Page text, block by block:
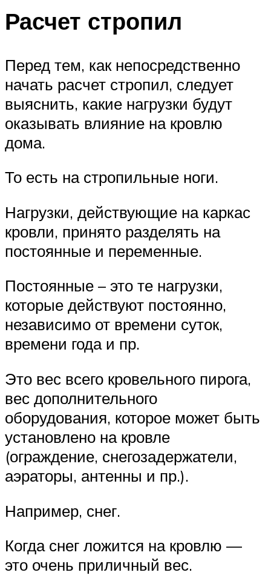
Расчет стропил
Перед тем, как непосредственно
начать расчет стропил, следует
выяснить, какие нагрузки будут
оказывать влияние на кровлю
дома.
То есть на стропильные ноги.
Нагрузки, действующие на каркас
кровли, принято разделять на
постоянные и переменные.
Постоянные – это те нагрузки,
которые действуют постоянно,
независимо от времени суток,
времени года и пр.
Это вес всего кровельного пирога,
вес дополнительного
оборудования, которое может быть
установлено на кровле
(ограждение, снегозадержатели,
аэраторы, антенны и пр.).
Например, снег.
Когда снег ложится на кровлю —
это очень приличный вес.